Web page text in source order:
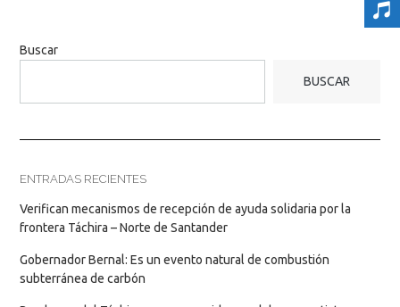
Buscar
BUSCAR
ENTRADAS RECIENTES
Verifican mecanismos de recepción de ayuda solidaria por la
frontera Táchira – Norte de Santander
Gobernador Bernal: Es un evento natural de combustión
subterránea de carbón